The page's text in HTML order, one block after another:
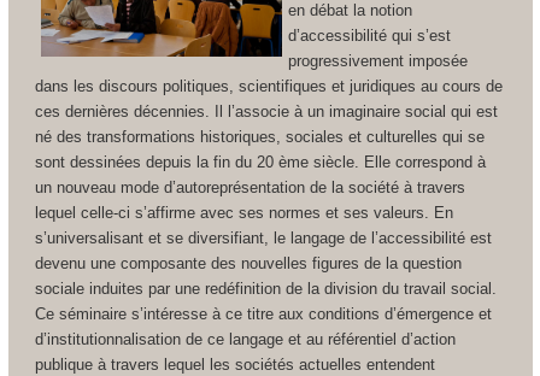
en débat la notion
d’accessibilité qui s’est
progressivement imposée
dans les discours politiques, scientifiques et juridiques au cours de
ces dernières décennies. Il l’associe à un imaginaire social qui est
né des transformations historiques, sociales et culturelles qui se
sont dessinées depuis la fin du 20 ème siècle. Elle correspond à
un nouveau mode d’autoreprésentation de la société à travers
lequel celle-ci s’affirme avec ses normes et ses valeurs. En
s’universalisant et se diversifiant, le langage de l’accessibilité est
devenu une composante des nouvelles figures de la question
sociale induites par une redéfinition de la division du travail social.
Ce séminaire s’intéresse à ce titre aux conditions d’émergence et
d’institutionnalisation de ce langage et au référentiel d’action
publique à travers lequel les sociétés actuelles entendent